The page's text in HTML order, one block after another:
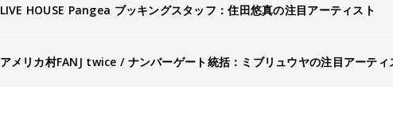
LIVE HOUSE Pangea ブッキングスタッフ：住田悠真の注目アーティスト
アメリカ村FANJ twice / ナンバーゲート統括：ミブリュウヤの注目アーティ